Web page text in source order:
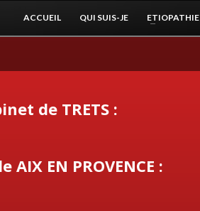
ACCUEIL QUI SUIS-JE ETIOPATHIE
de TRETS :
AIX EN PROVENCE :